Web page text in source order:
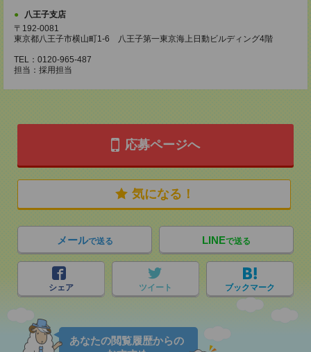
八王子支店
〒192-0081
東京都八王子市横山町1-6 八王子第一東京海上日動ビルディング4階
TEL：0120-965-487
担当：採用担当
応募ページへ
気になる！
メールで送る LINEで送る
シェア ツイート ブックマーク
あなたの閲覧履歴からの